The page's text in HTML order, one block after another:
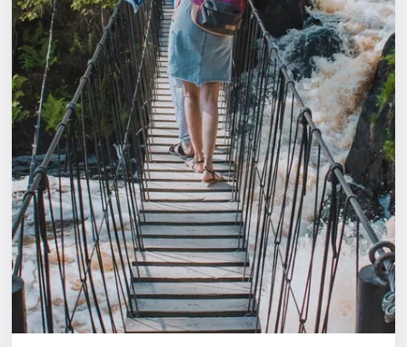
Города
Площадки
Артисты
Рейтинги